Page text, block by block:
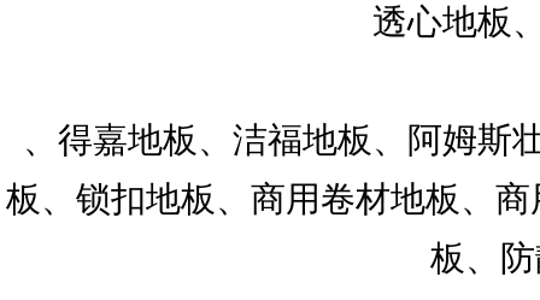
透心地板
、得嘉地板、洁福地板、阿姆斯
板、锁扣地板、商用卷材地板、
板、